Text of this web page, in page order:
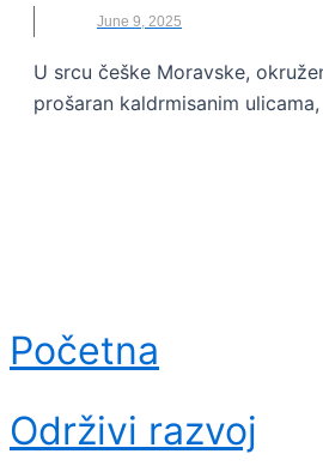
June 9, 2025
U srcu češke Moravske,
prošaran kaldrmisanim
Početna
Održivi razvoj